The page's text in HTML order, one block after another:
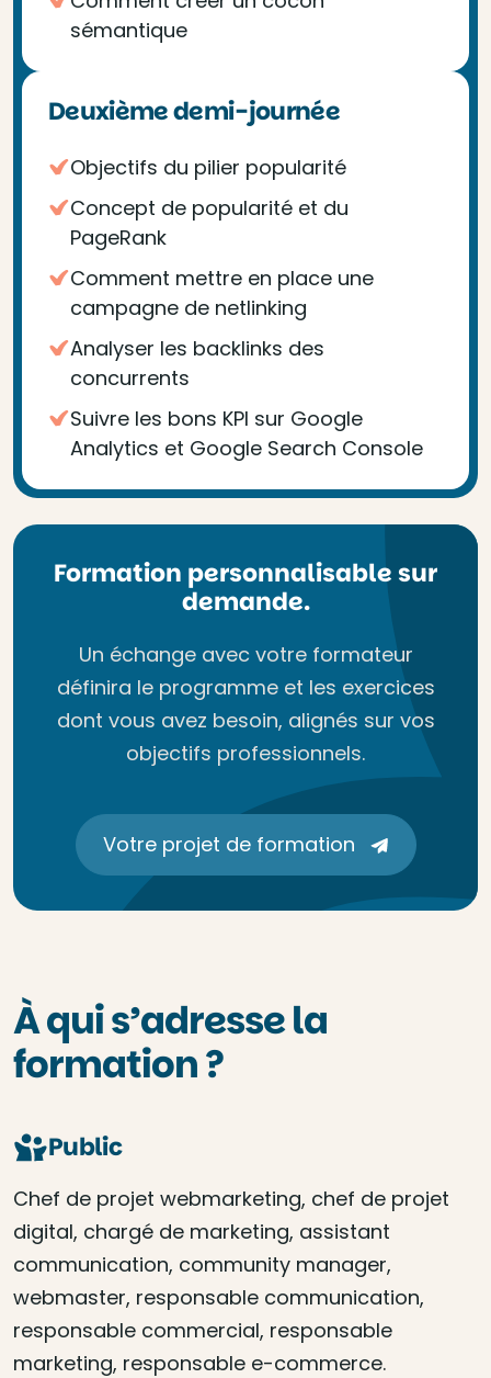
sémantique
Deuxième demi-journée
Objectifs du pilier popularité
Concept de popularité et du
PageRank
Comment mettre en place une
campagne de netlinking
Analyser les backlinks des
concurrents
Suivre les bons KPI sur Google
Analytics et Google Search Console
Formation personnalisable sur
demande.
Un échange avec votre formateur
définira le programme et les exercices
dont vous avez besoin, alignés sur vos
objectifs professionnels.
Votre projet de formation
À qui s’adresse la
formation ?
Public
Chef de projet webmarketing, chef de projet
digital, chargé de marketing, assistant
communication, community manager,
webmaster, responsable communication,
responsable commercial, responsable
marketing, responsable e-commerce.